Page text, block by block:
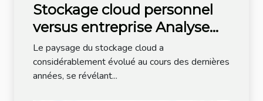
Stockage cloud personnel
versus entreprise Analyse
comparative des meilleures
solutions en 2023
Le paysage du stockage cloud a
considérablement évolué au cours des dernières
années, se révélant...